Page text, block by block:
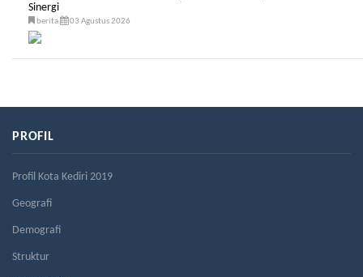
Sinergi
berita 03 Agustus 2026
PROFIL
Profil Kota Kediri 2019
Geografi
Demografi
Struktur